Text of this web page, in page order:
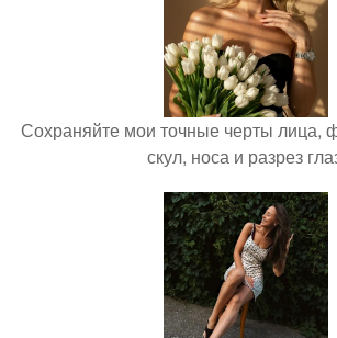
Сохраняйте мои точные черты лица,
скул, носа и разрез